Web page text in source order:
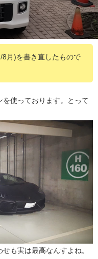
月)を書き直したもので
使っております。とって
も実は最高なんすよね。